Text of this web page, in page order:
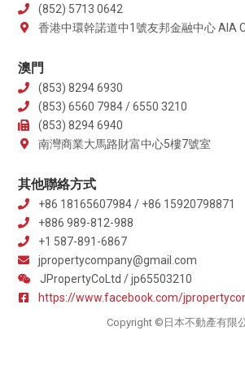
(852) 5713 0642
香港中環幹諾道中1號友邦金融中心 AIA
澳門
(853) 8294 6930
(853) 6560 7984 / 6550 3210
(853) 8294 6940
南灣商業大馬路財富中心5樓7號室
其他聯絡方式
+86 18165607984 / +86 15920798871
+886 989-812-988
+1 587-891-6867
jpropertycompany@gmail.com
JPropertyCoLtd / jp65503210
https://www.facebook.com/
Copyright ©日本不動產有限